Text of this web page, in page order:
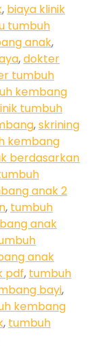
, biaya klinik
tumbuh
anak,
,dokter
tumbuh
kembang
tumbuh
,skrining
kembang
berdasarkan
anak 2
, tumbuh
anak
anak
pdf, tumbuh
bayi,
kembang
, tumbuh